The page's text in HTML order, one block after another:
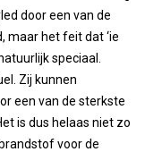
door een van de
maar het feit dat ‘ie
speciaal.
Zij kunnen
een van de sterkste
is dus helaas niet zo
voor de